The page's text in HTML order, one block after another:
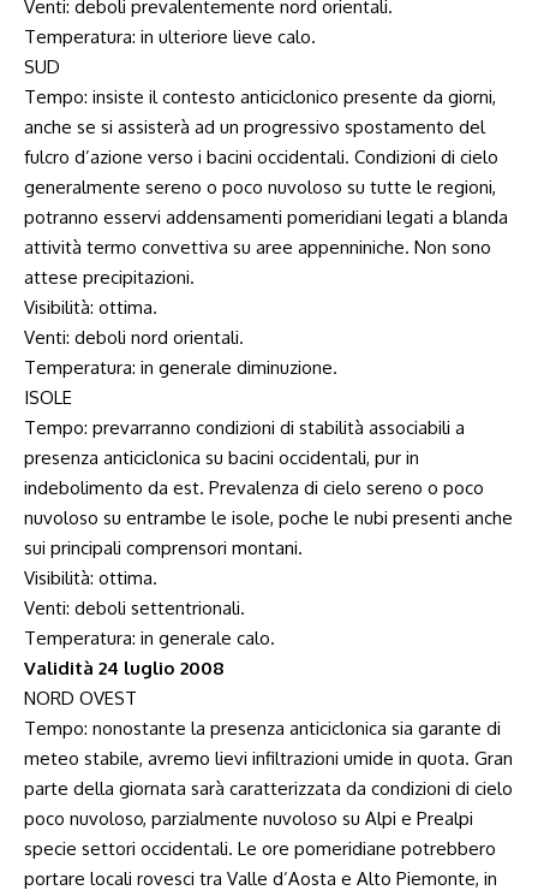
Venti: deboli prevalentemente nord orientali.
Temperatura: in ulteriore lieve calo.
SUD
Tempo: insiste il contesto anticiclonico presente da giorni,
anche se si assisterà ad un progressivo spostamento del
fulcro d’azione verso i bacini occidentali. Condizioni di cielo
generalmente sereno o poco nuvoloso su tutte le regioni,
potranno esservi addensamenti pomeridiani legati a blanda
attività termo convettiva su aree appenniniche. Non sono
attese precipitazioni.
Visibilità: ottima.
Venti: deboli nord orientali.
Temperatura: in generale diminuzione.
ISOLE
Tempo: prevarranno condizioni di stabilità associabili a
presenza anticiclonica su bacini occidentali, pur in
indebolimento da est. Prevalenza di cielo sereno o poco
nuvoloso su entrambe le isole, poche le nubi presenti anche
sui principali comprensori montani.
Visibilità: ottima.
Venti: deboli settentrionali.
Temperatura: in generale calo.
Validità 24 luglio 2008
NORD OVEST
Tempo: nonostante la presenza anticiclonica sia garante di
meteo stabile, avremo lievi infiltrazioni umide in quota. Gran
parte della giornata sarà caratterizzata da condizioni di cielo
poco nuvoloso, parzialmente nuvoloso su Alpi e Prealpi
specie settori occidentali. Le ore pomeridiane potrebbero
portare locali rovesci tra Valle d’Aosta e Alto Piemonte, in